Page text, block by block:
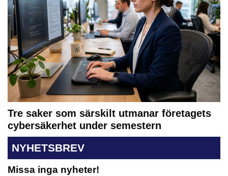
Tre saker som särskilt utmanar företagets
cybersäkerhet under semestern
NYHETSBREV
Missa inga nyheter!